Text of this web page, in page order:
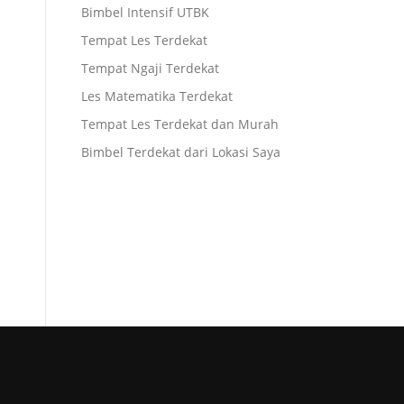
Bimbel Intensif UTBK
Tempat Les Terdekat
Tempat Ngaji Terdekat
Les Matematika Terdekat
Tempat Les Terdekat dan Murah
Bimbel Terdekat dari Lokasi Saya